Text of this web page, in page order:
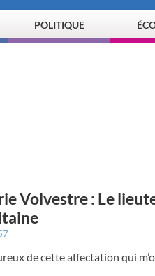
POLITIQUE
Volvestre : Le
de cette affectation qui